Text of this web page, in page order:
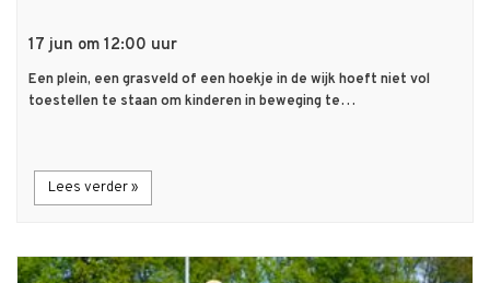
17 jun om 12:00 uur
Een plein, een grasveld of een hoekje in de wijk hoeft niet vol
toestellen te staan om kinderen in beweging te…
Lees verder »